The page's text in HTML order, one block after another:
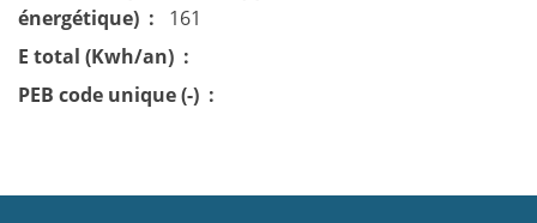
énergétique)
161
E total (Kwh/an)
PEB code unique (-)